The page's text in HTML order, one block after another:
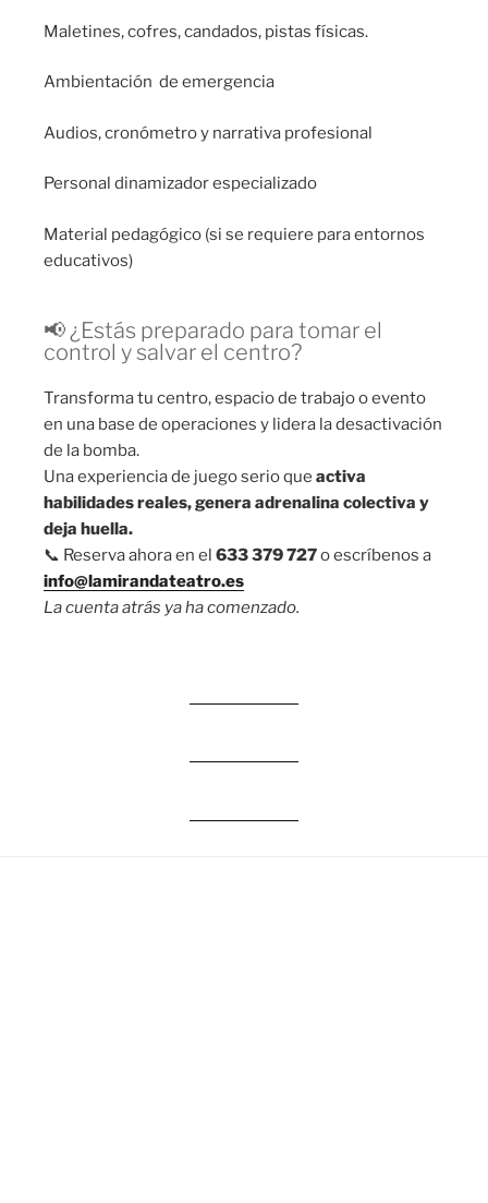
Maletines, cofres, candados, pistas físicas.
Ambientación de emergencia
Audios, cronómetro y narrativa profesional
Personal dinamizador especializado
Material pedagógico (si se requiere para entornos
educativos)
📢 ¿Estás preparado para tomar el
control y salvar el centro?
Transforma tu centro, espacio de trabajo o evento
en una base de operaciones y lidera la desactivación
de la bomba.
Una experiencia de juego serio que activa
habilidades reales, genera adrenalina colectiva y
deja huella.
📞 Reserva ahora en el 633 379 727o escríbenos a
info@lamirandateatro.es
La cuenta atrás ya ha comenzado.